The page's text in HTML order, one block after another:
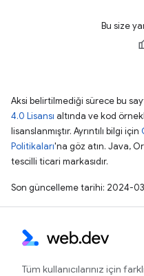
Bu size
Aksi belirtilmediği sürece bu
4.0 Lisansı altında ve kod
lisanslanmıştır. Ayrıntılı bilgi için
Politikaları'na göz atın. Java,
tescilli ticari markasıdır.
Son güncelleme tarihi: 2024-
Tüm kullanıcılarınız için